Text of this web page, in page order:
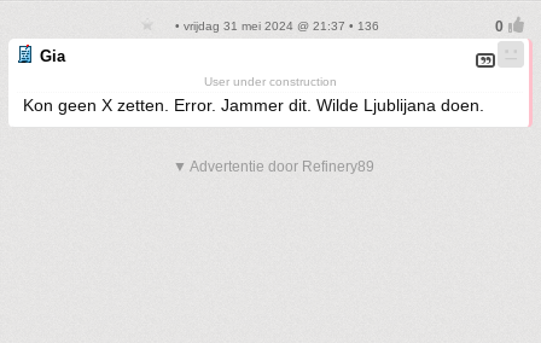
• vrijdag 31 mei 2024 @ 21:37 • 136
Gia
User under construction
Kon geen X zetten. Error. Jammer dit. Wilde Ljublijana doen.
▼ Advertentie door Refinery89